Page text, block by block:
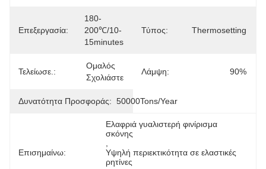
Επεξεργασία:
180-
200℃/10-
15minutes
Τύπος: Thermosetting
Τελείωσε.:
Ομαλός
Σχολιάστε
Λάμψη: 90%
Δυνατότητα Προσφοράς: 50000Tons/Year
Επισημαίνω:
Ελαφριά γυαλιστερή φινίρισμα
σκόνης
Υψηλή περιεκτικότητα σε ελαστικές
ρητίνες